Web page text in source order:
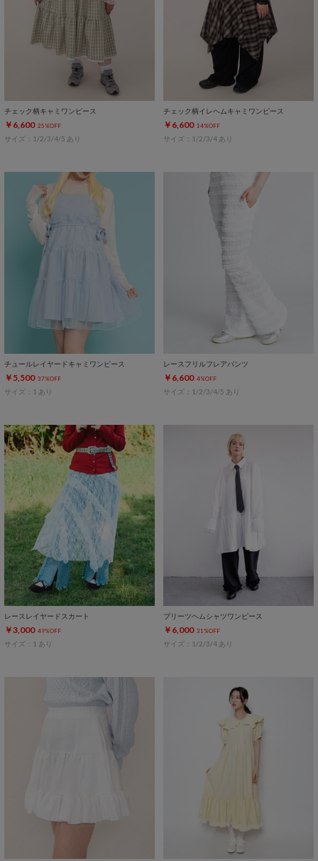
チェック柄キャミワンピース
￥6,600 25%OFF
サイズ：1/2/3/4/5 あり
チェック柄イレヘムキャミワンピース
￥6,600 14%OFF
サイズ：1/2/3/4 あり
チュールレイヤードキャミワンピース
￥5,500 37%OFF
サイズ：1 あり
レースフリルフレアパンツ
￥6,600 4%OFF
サイズ：1/2/3/4/5 あり
レースレイヤードスカート
￥3,000 49%OFF
サイズ：1 あり
プリーツヘムシャツワンピース
￥6,000 31%OFF
サイズ：1/2/3/4 あり